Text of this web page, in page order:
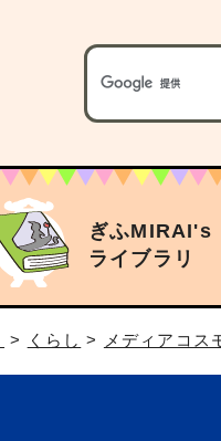
ぎふMIRAI's
ライブラリ
> くらし > メディアコス